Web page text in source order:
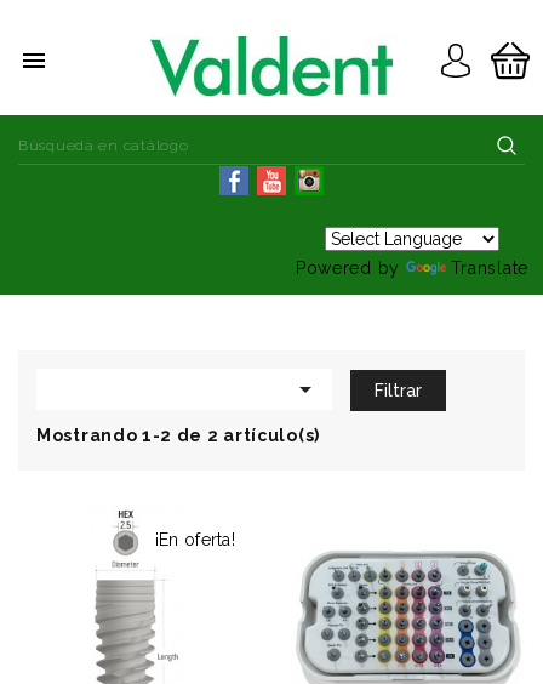

Powered by Translate
 Filtrar
Mostrando 1-2 de 2 artículo(s)
¡En oferta!